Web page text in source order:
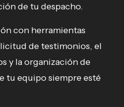
de tu despacho.
con herramientas
de testimonios, el
y la organización de
tu equipo siempre esté